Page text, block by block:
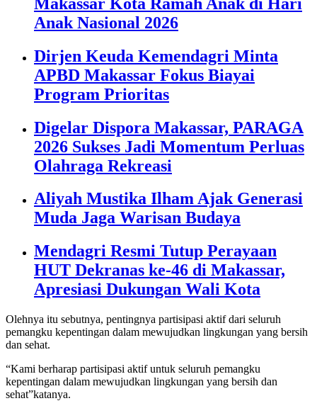
Anak Nasional 2026
Dirjen Keuda Kemendagri Minta
APBD Makassar Fokus Biayai
Program Prioritas
Digelar Dispora Makassar, PARAGA
2026 Sukses Jadi Momentum Perluas
Olahraga Rekreasi
Aliyah Mustika Ilham Ajak Generasi
Muda Jaga Warisan Budaya
Mendagri Resmi Tutup Perayaan
HUT Dekranas ke-46 di Makassar,
Apresiasi Dukungan Wali Kota
Olehnya itu sebutnya, pentingnya partisipasi aktif dari seluruh
pemangku kepentingan dalam mewujudkan lingkungan yang bersih
dan sehat.
“Kami berharap partisipasi aktif untuk seluruh pemangku
kepentingan dalam mewujudkan lingkungan yang bersih dan
sehat”katanya.